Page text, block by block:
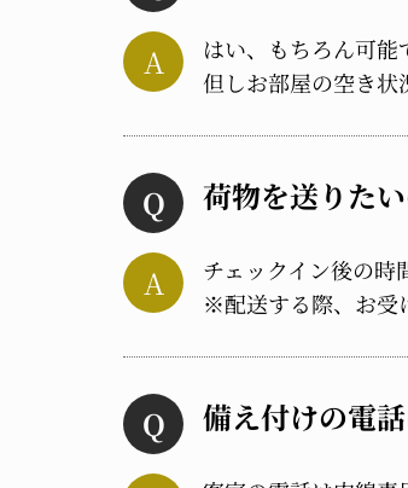
はい、もちろん可能
但しお部屋の空き状
荷物を送りた
チェックイン後の時
※配送する際、お受
備え付けの電